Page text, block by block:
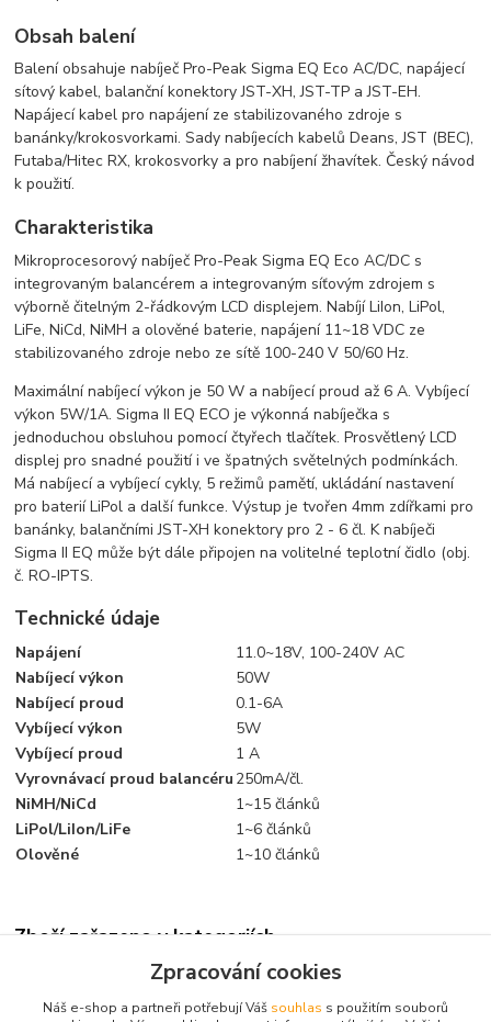
Obsah balení
Balení obsahuje nabíječ Pro-Peak Sigma EQ Eco AC/DC, napájecí
sítový kabel, balanční konektory JST-XH, JST-TP a JST-EH.
Napájecí kabel pro napájení ze stabilizovaného zdroje s
banánky/krokosvorkami. Sady nabíjecích kabelů Deans, JST (BEC),
Futaba/Hitec RX, krokosvorky a pro nabíjení žhavítek. Český návod
k použití.
Charakteristika
Mikroprocesorový nabíječ Pro-Peak Sigma EQ Eco AC/DC s
integrovaným balancérem a integrovaným síťovým zdrojem s
výborně čitelným 2-řádkovým LCD displejem. Nabíjí LiIon, LiPol,
LiFe, NiCd, NiMH a olověné baterie, napájení 11~18 VDC ze
stabilizovaného zdroje nebo ze sítě 100-240 V 50/60 Hz.
Maximální nabíjecí výkon je 50 W a nabíjecí proud až 6 A. Vybíjecí
výkon 5W/1A. Sigma II EQ ECO je výkonná nabíječka s
jednoduchou obsluhou pomocí čtyřech tlačítek. Prosvětlený LCD
displej pro snadné použití i ve špatných světelných podmínkách.
Má nabíjecí a vybíjecí cykly, 5 režimů pamětí, ukládání nastavení
pro baterií LiPol a další funkce. Výstup je tvořen 4mm zdířkami pro
banánky, balančními JST-XH konektory pro 2 - 6 čl. K nabíječi
Sigma II EQ může být dále připojen na volitelné teplotní čidlo (obj.
č. RO-IPTS.
Technické údaje
Napájení
11.0~18V, 100-240V AC
Nabíjecí výkon
50W
Nabíjecí proud
0.1-6A
Vybíjecí výkon
5W
Vybíjecí proud
1 A
Vyrovnávací proud balancéru 250mA/čl.
NiMH/NiCd
1~15 článků
LiPol/LiIon/LiFe
1~6 článků
Olověné
1~10 článků
Zboží zařazeno v kategoriích
Nabíječe
Zpracování cookies
Náš e-shop a partneři potřebují Váš souhlas s použitím souborů